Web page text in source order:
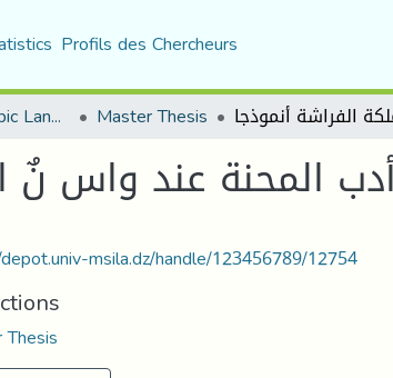
Profils des Chercheurs
Department of Arabic Language and Literature Master Thesis
أدب المحنة عند واس نٌ
msila.dz/handle/123456789/12754